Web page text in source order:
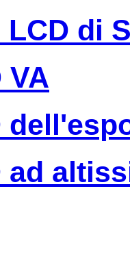
di
VA
ad